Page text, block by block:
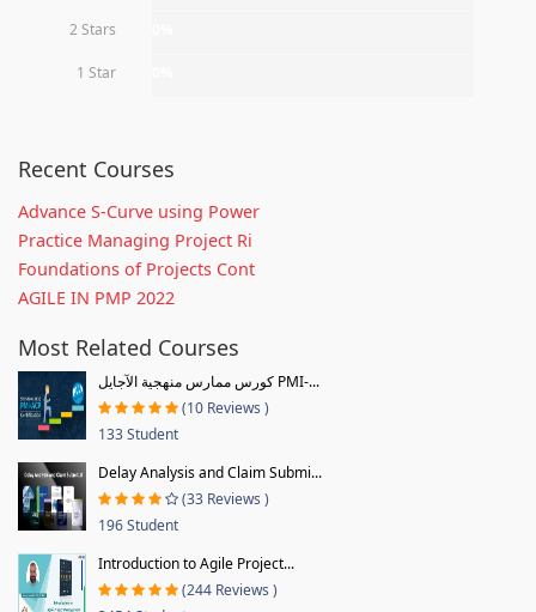
2 Stars
1 Star
Recent Courses
Advance S-Curve using Power
Practice Managing Project Ri
Foundations of Projects Cont
AGILE IN PMP 2022
Most Related Courses
كورس ممارس منهجية الآجايل PMI-...
(10 Reviews )
133 Student
Delay Analysis and Claim Submi...
(33 Reviews )
196 Student
Introduction to Agile Project...
(244 Reviews )